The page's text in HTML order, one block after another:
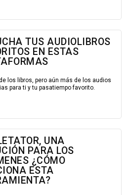
TUS AUDIOLIBROS
EN ESTAS
los libros, pero aún más de los audios
para ti y tu pasatiempo favorito.
UNA
PARA LOS
¿CÓMO
ESTA